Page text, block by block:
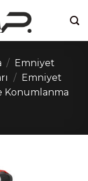
/ Emniyet
/ Emniyet
Konumlanma